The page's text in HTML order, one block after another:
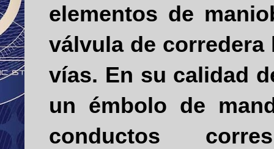
elementos de
válvula de
vías. En su calidad
un émbolo de
conductos